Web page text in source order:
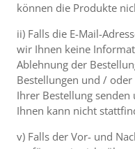
können die Produkte
ii) Falls die E-Mail-
wir Ihnen keine
Ablehnung der
Bestellungen und /
Ihrer Bestellung
Ihnen kann nicht
v) Falls der Vor- und